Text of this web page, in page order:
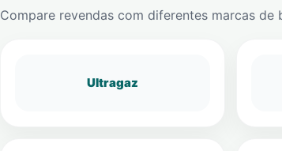
Compare revendas com diferentes marcas
Ultragaz